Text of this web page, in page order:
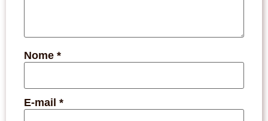
Nome *
E-mail *